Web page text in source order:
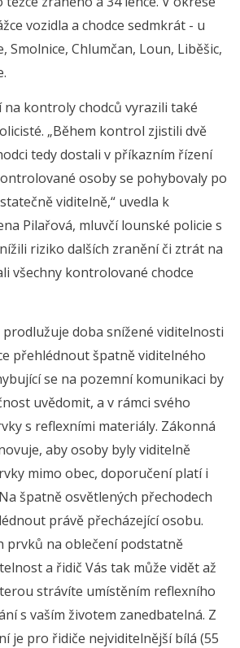
vozidla a chodce sedmkrát - u
Smolnice, Chlumčan, Loun, Liběšic,
na kontroly chodců vyrazili také
„Během kontrol zjistili dvě
tedy dostali v příkazním řízení
osoby se pohybovaly po
viditelně,“ uvedla k
Pilařová, mluvčí lounské policie s
riziko dalších zranění či ztrát na
všechny kontrolované chodce
doba snížené viditelnosti
přehlédnout špatně viditelného
se na pozemní komunikaci by
uvědomit, a v rámci svého
s reflexními materiály. Zákonná
aby osoby byly viditelně
mimo obec, doporučení platí i
špatně osvětlených přechodech
právě přecházející osobu.
prvků na oblečení podstatně
a řidič Vás tak může vidět až
strávíte umístěním reflexního
s vaším životem zanedbatelná. Z
je pro řidiče nejviditelnější bílá (55